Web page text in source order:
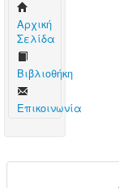
Aρχική
Σελίδα
Βιβλιοθήκη
Επικοινωνία